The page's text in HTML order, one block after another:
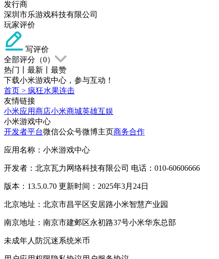
发行商
深圳市乐游戏科技有限公司
玩家评价
写评价
全部评分（0）
热门
最新
最赞
下载小米游戏中心，参与互动！
首页 > 疯狂水果连击
友情链接
小米应用商店小米商城英雄互娱
小米游戏中心
开发者平台微信公众号微博主页商务合作
应用名称：小米游戏中心
开发者：北京瓦力网络科技有限公司 电话：010-60606666
版本：13.5.0.70 更新时间：2025年3月24日
北京地址：北京市昌平区安居路小米智慧产业园
南京地址：南京市建邺区永初路37号小米华东总部
未成年人防沉迷系统米币